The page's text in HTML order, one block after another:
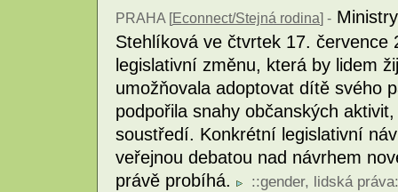
PRAHA [Econnect/Stejná rodina] -
Stehlíková ve čtvrtek 17. července
legislativní změnu, která by lidem
umožňovala adoptovat dítě svého
podpořila snahy občanských
soustředí. Konkrétní legislativní
veřejnou debatou nad návrhem
právě probíhá.
::gender, lidská práva